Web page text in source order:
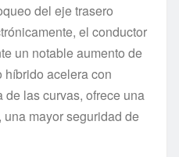
del eje trasero
el conductor
un notable aumento de
híbrido acelera con
las curvas, ofrece una
una mayor seguridad de